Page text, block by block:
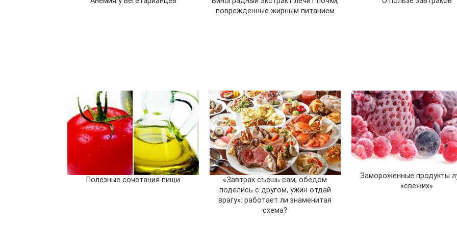
поврежденные жирным питанием
Полезные сочетания пищи
«Завтрак съешь сам, обедом
поделись с другом, ужин отдай
врагу»: работает ли знаменитая
схема?
Замороженные продукты
«свежих»